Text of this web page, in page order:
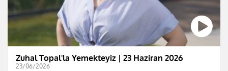
Zuhal Topal'la Yemekteyiz | 23 Haziran 2026
23/06/2026